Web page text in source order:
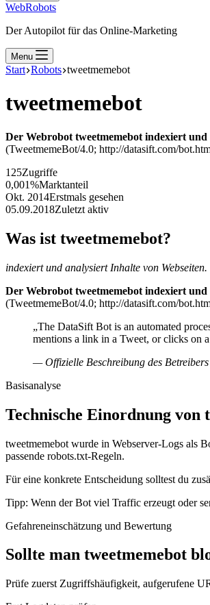
WebRobots
Der Autopilot für das Online-Marketing
Menu
Start Robots tweetmemebot
tweetmemebot
Der Webrobot tweetmemebot indexiert
(TweetmemeBot/4.0; http://datasift.com/
125Zugriffe
0,001%Marktanteil
Okt. 2014Erstmals gesehen
05.09.2018Zuletzt aktiv
Was ist tweetmemebot?
indexiert und analysiert Inhalte von Webseiten.
Der Webrobot tweetmemebot indexiert
(TweetmemeBot/4.0; http://datasift.com/
„The DataSift Bot is an automated
mentions a link in a Tweet, or clicks
— Offizielle Beschreibung des Betreibers
Basisanalyse
Technische Einordnung von
tweetmemebot wurde in Webserver-Logs als
passende robots.txt-Regeln.
Für eine konkrete Entscheidung solltest du
Tipp: Wenn der Bot viel Traffic erzeugt oder
Gefahreneinschätzung und Bewertung
Sollte man tweetmemebot
Prüfe zuerst Zugriffshäufigkeit, aufgerufene